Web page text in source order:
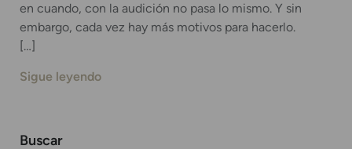
en cuando, con la audición no pasa lo mismo. Y sin
embargo, cada vez hay más motivos para hacerlo.
[…]
Sigue leyendo
Buscar